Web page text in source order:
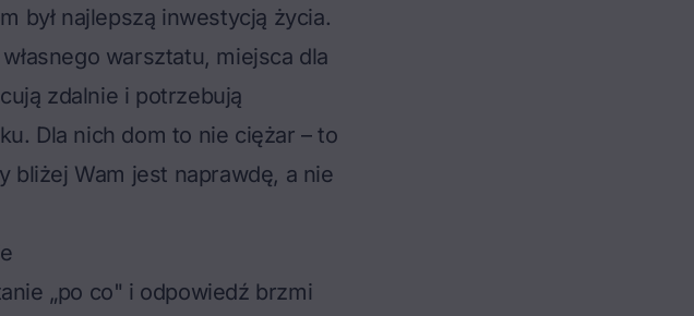
był najlepszą inwestycją życia.
warsztatu, miejsca dla
zdalnie i potrzebują
Dla nich dom to nie ciężar – to
bliżej Wam jest naprawdę, a nie
„po co" i odpowiedź brzmi